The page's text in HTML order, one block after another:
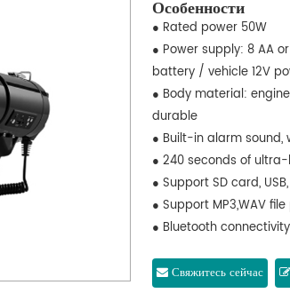
Особенности
● Rated power 50W
● Power supply: 8 AA
battery / vehicle 12V
● Body material:
durable
● Built-in alarm sound,
● 240 seconds of
● Support SD card,
● Support MP3,WAV
● Bluetooth
● Battery life: 8-10
Свяжитесь сейчас